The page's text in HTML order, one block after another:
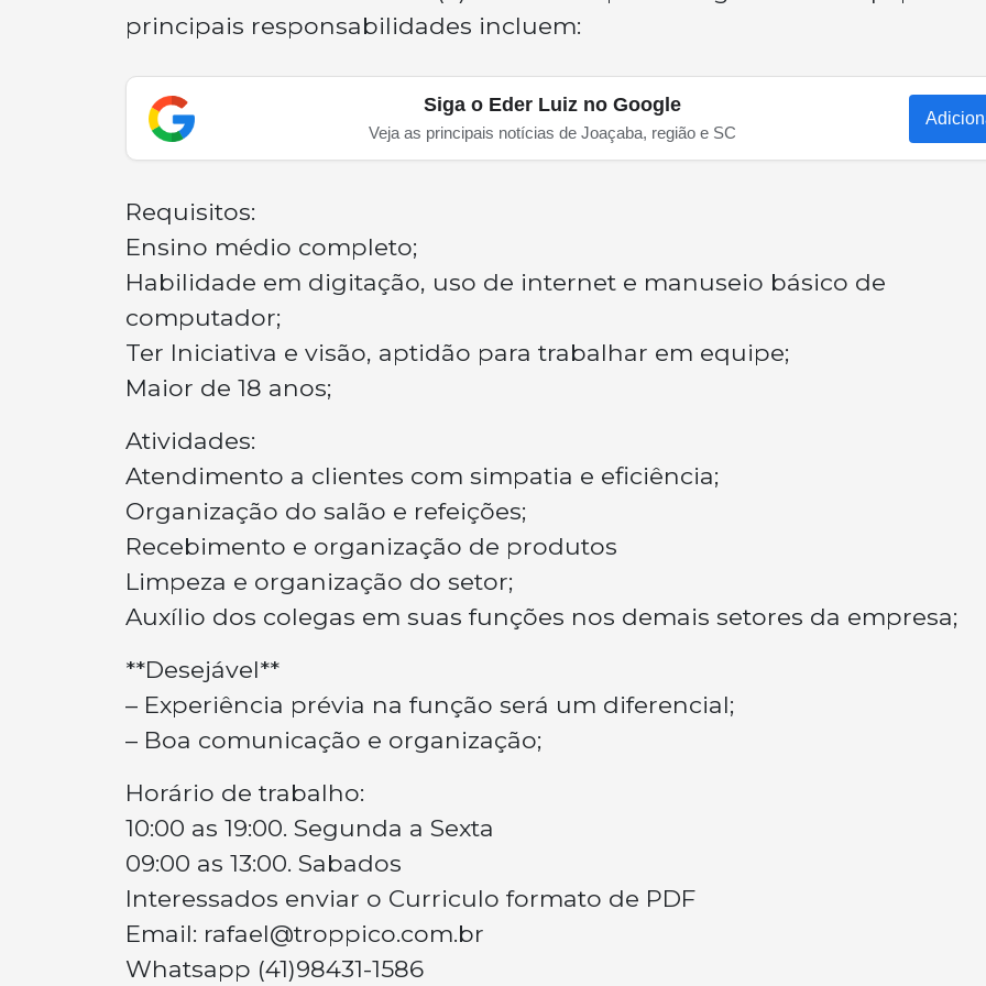
principais responsabilidades incluem:
Siga o Eder Luiz no Google
Veja as principais notícias de Joaçaba, região e SC
Requisitos:
Ensino médio completo;
Habilidade em digitação, uso de internet e manuseio básico de
computador;
Ter Iniciativa e visão, aptidão para trabalhar em equipe;
Maior de 18 anos;
Atividades:
Atendimento a clientes com simpatia e eficiência;
Organização do salão e refeições;
Recebimento e organização de produtos
Limpeza e organização do setor;
Auxílio dos colegas em suas funções nos demais setores da empresa;
**Desejável**
– Experiência prévia na função será um diferencial;
– Boa comunicação e organização;
Horário de trabalho:
10:00 as 19:00. Segunda a Sexta
09:00 as 13:00. Sabados
Interessados enviar o Curriculo formato de PDF
Email: rafael@troppico.com.br
Whatsapp (41)98431-1586